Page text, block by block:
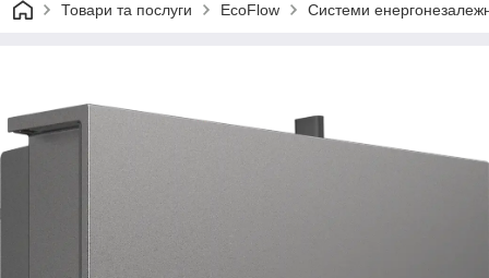
Товари та послуги EcoFlow Системи